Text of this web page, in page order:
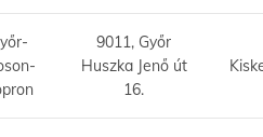
9011, Győr
Huszka Jenő út
16.